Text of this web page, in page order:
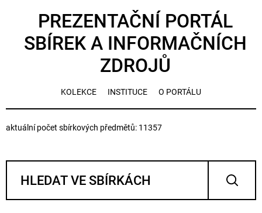
PREZENTAČNÍ PORTÁL
SBÍREK A INFORMAČNÍCH
ZDROJŮ
KOLEKCE INSTITUCE O PORTÁLU
aktuální počet sbírkových předmětů: 11357